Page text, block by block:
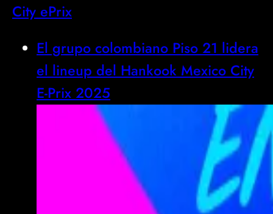
City ePrix
El grupo colombiano Piso 21 lidera
el lineup del Hankook Mexico City
E-Prix 2025